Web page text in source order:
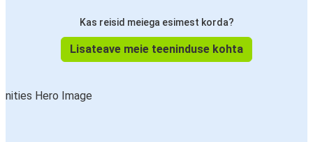
Kas reisid meiega esimest korda?
Lisateave meie teeninduse kohta